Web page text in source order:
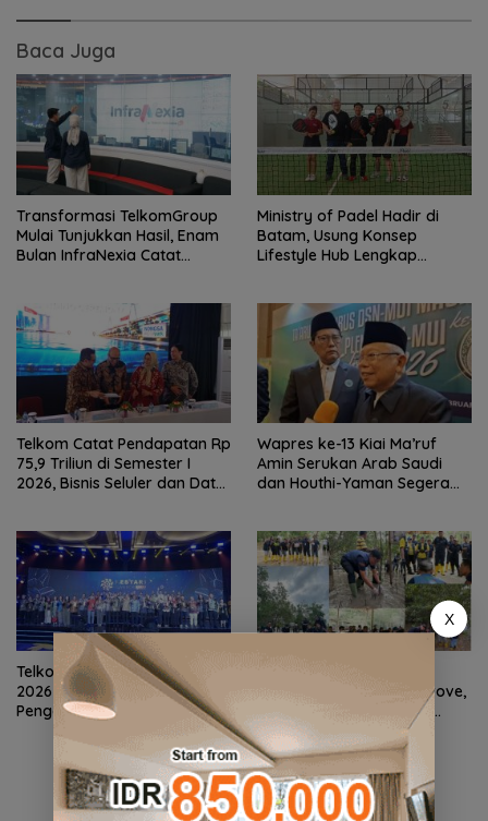
Baca Juga
Transformasi TelkomGroup
Mulai Tunjukkan Hasil, Enam
Bulan InfraNexia Catat
Ministry of Padel Hadir di
Batam, Usung Konsep
Lifestyle Hub Lengkap
Telkom Catat Pendapatan Rp
75,9 Triliun di Semester I
2026, Bisnis Seluler dan Data
Wapres ke-13 Kiai Ma’ruf
Amin Serukan Arab Saudi
dan Houthi-Yaman Segera
Telkom Raih Lestari Award
2026 Berkat Program
Pengembangan Talenta
Tanam 2.100 Bibit Mangrove,
Batam Jadi Bagian Aksi
Konservasi Nasional
X